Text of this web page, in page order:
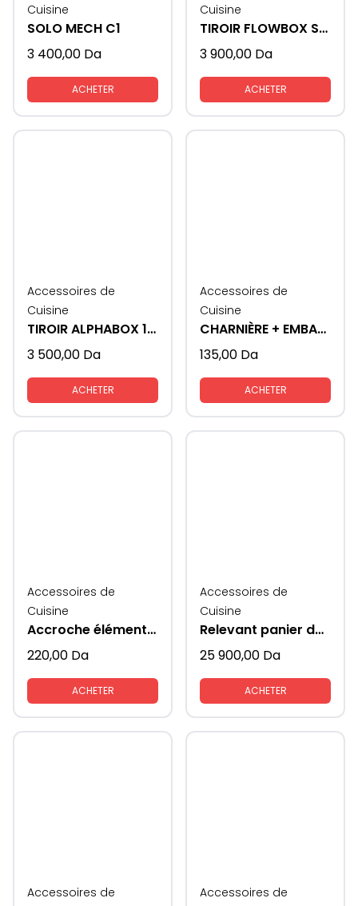
Cuisine
SOLO MECH C1
3 400,00 Da
ACHETER
Cuisine
TIROIR FLOWBOX SAMET
3 900,00 Da
ACHETER
Accessoires de
Cuisine
TIROIR ALPHABOX 16mm 450 soft close
3 500,00 Da
ACHETER
Accessoires de
Cuisine
CHARNIÈRE + EMBASE STAR TRACK 3D
135,00 Da
ACHETER
Accessoires de
Cuisine
Accroche éléments meubles cuisines
220,00 Da
ACHETER
Accessoires de
Cuisine
Relevant panier de rangement vaisselles coté verres
25 900,00 Da
ACHETER
Accessoires de
Accessoires de